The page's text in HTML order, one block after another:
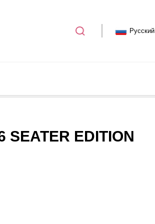
Русский
SEATER EDITION